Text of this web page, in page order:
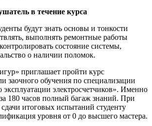
в течение курса
будут знать основы и тонкости
выполнять ремонтные работы
состояние системы,
о наличии поломок.
приглашает пройти курс
заочного обучения по специализации
эксплуатации электросчетчиков». Именно
180 часов полный багаж знаний. При
итоговых испытаний студенту
уровня от 0 до высшего мастера.